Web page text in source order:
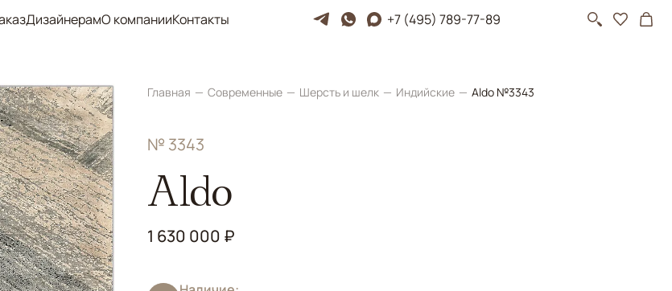
ДизайнерамО компанииКонтакты +7 (495) 789-77-89
Главная Современные Шерсть и шелк Индийские Aldo №3343
№ 3343
Aldo
1 630 000 ₽